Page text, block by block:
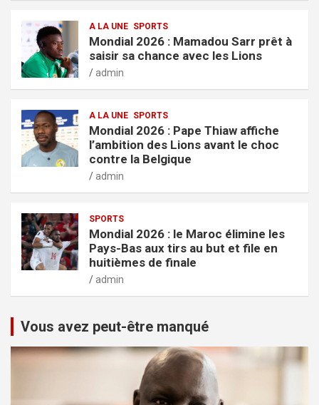
A LA UNE SPORTS
Mondial 2026 : Mamadou Sarr prêt à
saisir sa chance avec les Lions
admin
A LA UNE SPORTS
Mondial 2026 : Pape Thiaw affiche
l’ambition des Lions avant le choc
contre la Belgique
admin
SPORTS
Mondial 2026 : le Maroc élimine les
Pays-Bas aux tirs au but et file en
huitièmes de finale
admin
Vous avez peut-être manqué